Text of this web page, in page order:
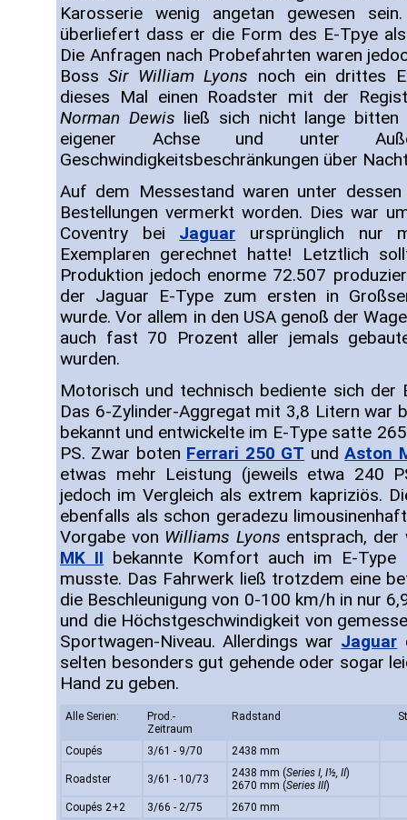
Karosserie wenig angetan gewesen
überliefert dass er die Form des E-Tpye
Die Anfragen nach Probefahrten waren
BossSir William Lyons noch ein drittes
dieses Mal einen Roadster mit der
Norman Dewis ließ sich nicht lange
eigener Achse und unter
Geschwindigkeitsbeschränkungen über
Auf dem Messestand waren unter
Bestellungen vermerkt worden. Dies war
Coventry bei Jaguar ursprünglich nur
Exemplaren gerechnet hatte! Letztlich
Produktion jedoch enorme 72.507
der Jaguar E-Type zum ersten in
wurde. Vor allem in den USA genoß der
auch fast 70 Prozent aller jemals
wurden.
Motorisch und technisch bediente sich der
Das 6-Zylinder-Aggregat mit 3,8 Litern war
bekannt und entwickelte im E-Type satte
PS. Zwar boten Ferrari 250 GT undAston
etwas mehr Leistung (jeweils etwa 240
jedoch im Vergleich als extrem kapriziös.
ebenfalls als schon geradezu
Vorgabe von Williams Lyons entsprach,
MK II bekannte Komfort auch im E-Type
musste. Das Fahrwerk ließ trotzdem eine
die Beschleunigung von 0-100 km/h in nur
und die Höchstgeschwindigkeit von
Sportwagen-Niveau. Allerdings war Jaguar
selten besonders gut gehende oder sogar
Hand zu geben.
Alle Serien:
Prod.-
Zeitraum
Radstand
Coupés 3/61 - 9/70 2438 mm
Roadster 3/61 - 10/73 2438 mm (Series I, I½, II)
2670 mm (Series III)
Coupés 2+2
3/66 - 2/75
2670 mm